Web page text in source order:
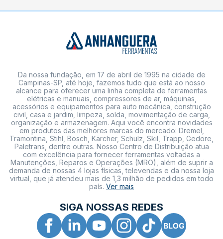
Da nossa fundação, em 17 de abril de 1995 na cidade de
Campinas-SP, até hoje, fazemos tudo que está ao nosso
alcance para oferecer uma linha completa de ferramentas
elétricas e manuais, compressores de ar, máquinas,
acessórios e equipamentos para auto mecânica, construção
civil, casa e jardim, limpeza, solda, movimentação de carga,
organização e armazenagem. Aqui você encontra novidades
em produtos das melhores marcas do mercado: Dremel,
Tramontina, Stihl, Bosch, Kärcher, Schulz, Skil, Trapp, Gedore,
Paletrans, dentre outras. Nosso Centro de Distribuição atua
com excelência para fornecer ferramentas voltadas a
Manutenções, Reparos e Operações (MRO), além de suprir a
demanda de nossas 4 lojas físicas, televendas e da nossa loja
virtual, que já atendeu mais de 1,3 milhão de pedidos em todo
país. Ver mais
SIGA NOSSAS REDES